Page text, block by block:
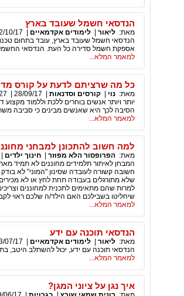
הנדסאי חשמל שעובד בארץ
מאת: ליאור |לימודים אקדמאיים 10/17
הנדסאי חשמל שעובד בארץ, עובד בתחום
אספקת חשמל סדירה כל העת. הנדסאי
למאמר המלא...
כל מה שרציתם לדעת על קורס
מאת: נוי |קורסים וסדנאות 28/09/17
יותר ויותר אנשים בוחרים ללכת וללמוד
הסיבה לכך היא שאנשים מבינים כי סביבה
למאמר המלא...
למה חשוב להתכונן למבחני
מאת: הפרופסור הלא מפוזר |חינוך ילדים
המבחן לאיתור תלמידים מחוננים לא תמיד
חשובה קשורה לעובדה שסינון "המוני" לא
שלא מתורגלים בעבודה תחת לחץ או לא
למרות שהם מתאימים לתכנית למחוננים
שיחליטו בשבילכם האם הילד/ה שלכם ראוי
למאמר המלא...
הנדסאי תוכנה עם ידע
מאת: ליאור |לימודים אקדמאיים 07/17
הנדסאי תוכנה עם ידע, יכול להשתלב היטב,
למאמר המלא...
איך נגן על ציוני המגן?